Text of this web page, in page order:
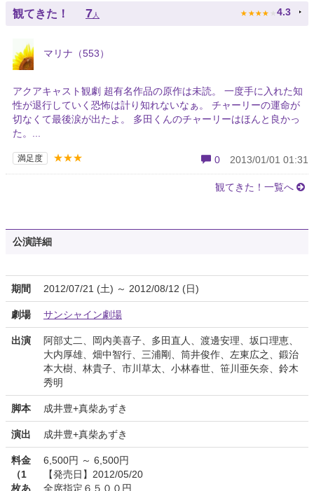
観てきた！ 7 人 ★ ★ ★ ★ ★ 4.3
マリナ（553）
アクアキャスト観劇 超有名作品の原作は未読。 一度手に入れた知
性が退行していく恐怖は計り知れないなぁ。 チャーリーの運命が
切なくて最後涙が出たよ。 多田くんのチャーリーはほんと良かっ
た。...
満足度 ★★★ 0 2013/01/01 01:31
観てきた！一覧へ
公演詳細
期間 2012/07/21 (土) ～ 2012/08/12 (日)
劇場 サンシャイン劇場
出演
阿部丈二、岡内美喜子、多田直人、渡邊安理、坂口理恵、
大内厚雄、畑中智行、三浦剛、筒井俊作、左東広之、鍛治
本大樹、林貴子、市川草太、小林春世、笹川亜矢奈、鈴木
秀明
脚本 成井豊+真柴あずき
演出 成井豊+真柴あずき
料金
（1
枚あ
6,500円 ～ 6,500円
【発売日】2012/05/20
全席指定６５００円